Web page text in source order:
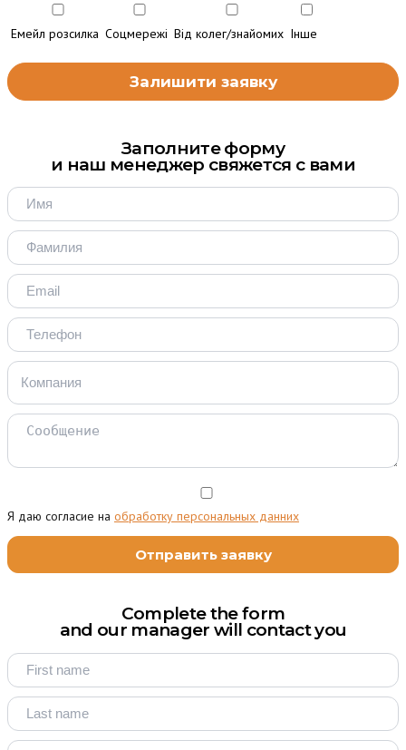
Емейл розсилка Соцмережі Від колег/знайомих Інше
Заполните форму
и наш менеджер свяжется с вами
Я даю согласие на обработку персональных данних
Complete the form
and our manager will contact you